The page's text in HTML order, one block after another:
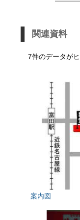
関連資料
7件のデータが
案内図